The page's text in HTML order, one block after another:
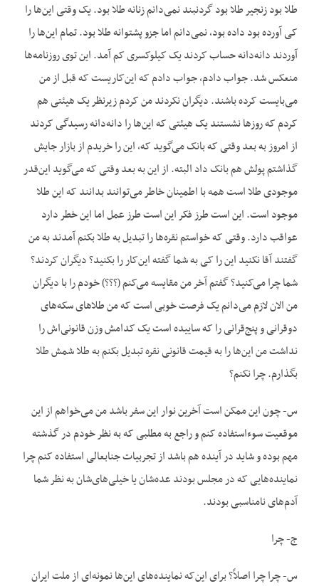
طلا بود زنجیر طلا بود گردنبند نمی‌دانم زنانه طلا بود. یک وقتی این‌ها را
کی آورده بود داده بود، نمی‌دانم اما جزو پشتوانه طلا بود. تمام این‌ها را
آوردند دانه‌دانه حساب کردند یک کیلوکسری کم آمد. این توی روزنامه‌ها
منعکس شد. جواب دادم، جواب دادم که این‌کاریست که قبل از من
می‌بایست کرده باشند. دیگران نکردند من کردم زیرنظر یک هیئتی هم
کردم که روزها نشستند یک هیئتی که این‌ها را دانه‌دانه رسیدگی کردند
از امروز به بعد وقتی که بانک می‌گوید که، این را خریدم از بازار جایش
گذاشتم پولش هم بانک داد البته. از این به بعد وقتی که می‌گوید این‌قدر
موجودی طلا است همه با اطمینان خاطر می‌توانند بدانند که این طلا
موجود است. این است طرز فکر این است طرز عمل اما این خطر دارد
عواقب دارد. وقتی که خواستم نقره‌ها را تبدیل به طلا بکنم آمدند به من
گفتند آقا نکنید این را کی به شما گفته این‌کار را بکنید؟ دیگران کردند؟
شما چرا می‌کنید؟ گفتم آخر من مقایسه می‌کنم (؟؟؟) خودم را با دیگران
من الان لازم می‌دانم یک فرصت خوبی است که من طلاهای سکه‌های
دوقرانی و پنج‌قرانی را که ساییده است یک کدامش وزن قانونی‌اش را
نداشت من این‌ها را به قیمت قانونی نقره تبدیل بکنم به طلا شمش طلا
بگذارم. چرا نکنم؟
س- چون این ممکن است آخرین نوار این سفر باشد من می‌خواهم از این
موقعیت سوءاستفاده کنم و راجع به مطلبی که به نظر خودم در گذشته
مهم بوده و شاید در آینده هم باشد از تجربیات جنابعالی استفاده کنم چرا
نماینده‌هایی که در مجلس بودند عده‌شان یا خیلی‌های‌شان به نظر شما
آدم‌های نامناسبی بودند.
ج- چرا
س- چرا چرا اصلاً؟ برای این‌که نماینده‌های این‌ها نمونه‌ای از ملت ایران